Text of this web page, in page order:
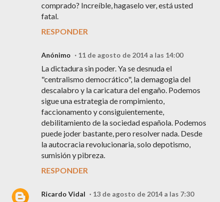
comprado? Increíble, hagaselo ver, está usted
fatal.
RESPONDER
Anónimo 11 de agosto de 2014 a las 14:00
La dictadura sin poder. Ya se desnuda el
"centralismo democrático", la demagogia del
descalabro y la caricatura del engaño. Podemos
sigue una estrategia de rompimiento,
faccionamento y consiguientemente,
debilitamiento de la sociedad española. Podemos
puede joder bastante, pero resolver nada. Desde
la autocracia revolucionaria, solo depotismo,
sumisión y pibreza.
RESPONDER
Ricardo Vidal 13 de agosto de 2014 a las 7:30